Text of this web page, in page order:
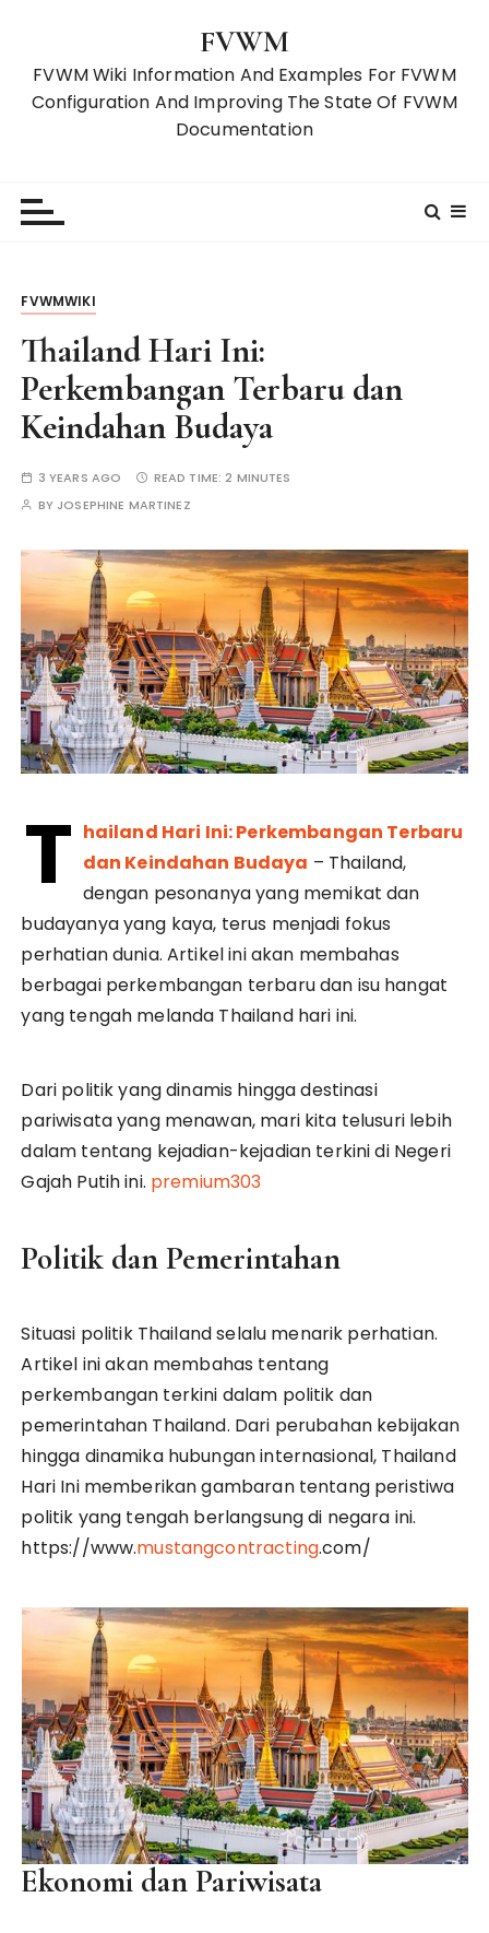
FVWM
FVWM Wiki Information And Examples For FVWM
Configuration And Improving The State Of FVWM
Documentation
FVWMWIKI
Thailand Hari Ini:
Perkembangan Terbaru dan
Keindahan Budaya
3 YEARS AGO READ TIME:2 MINUTES
BY JOSEPHINE MARTINEZ
T hailand Hari Ini: Perkembangan Terbaru
dan Keindahan Budaya – Thailand,
dengan pesonanya yang memikat dan
budayanya yang kaya, terus menjadi fokus
perhatian dunia. Artikel ini akan membahas
berbagai perkembangan terbaru dan isu hangat
yang tengah melanda Thailand hari ini.
Dari politik yang dinamis hingga destinasi
pariwisata yang menawan, mari kita telusuri lebih
dalam tentang kejadian-kejadian terkini di Negeri
Gajah Putih ini. premium303
Politik dan Pemerintahan
Situasi politik Thailand selalu menarik perhatian.
Artikel ini akan membahas tentang
perkembangan terkini dalam politik dan
pemerintahan Thailand. Dari perubahan kebijakan
hingga dinamika hubungan internasional, Thailand
Hari Ini memberikan gambaran tentang peristiwa
politik yang tengah berlangsung di negara ini.
https://www.mustangcontracting.com/
Ekonomi dan Pariwisata